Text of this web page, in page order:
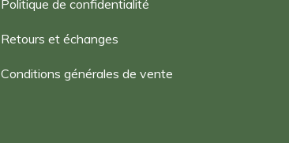
Politique de confidentialité
Retours et échanges
Conditions générales de vente